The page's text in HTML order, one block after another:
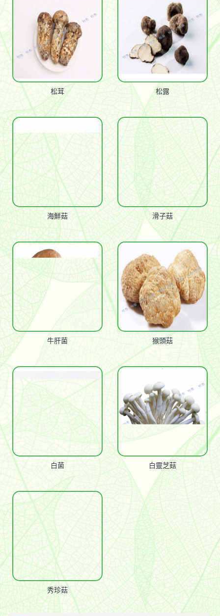
松茸 松露
海鮮菇 滑子菇
牛肝菌 猴頭菇
白菌 白靈芝菇
秀珍菇